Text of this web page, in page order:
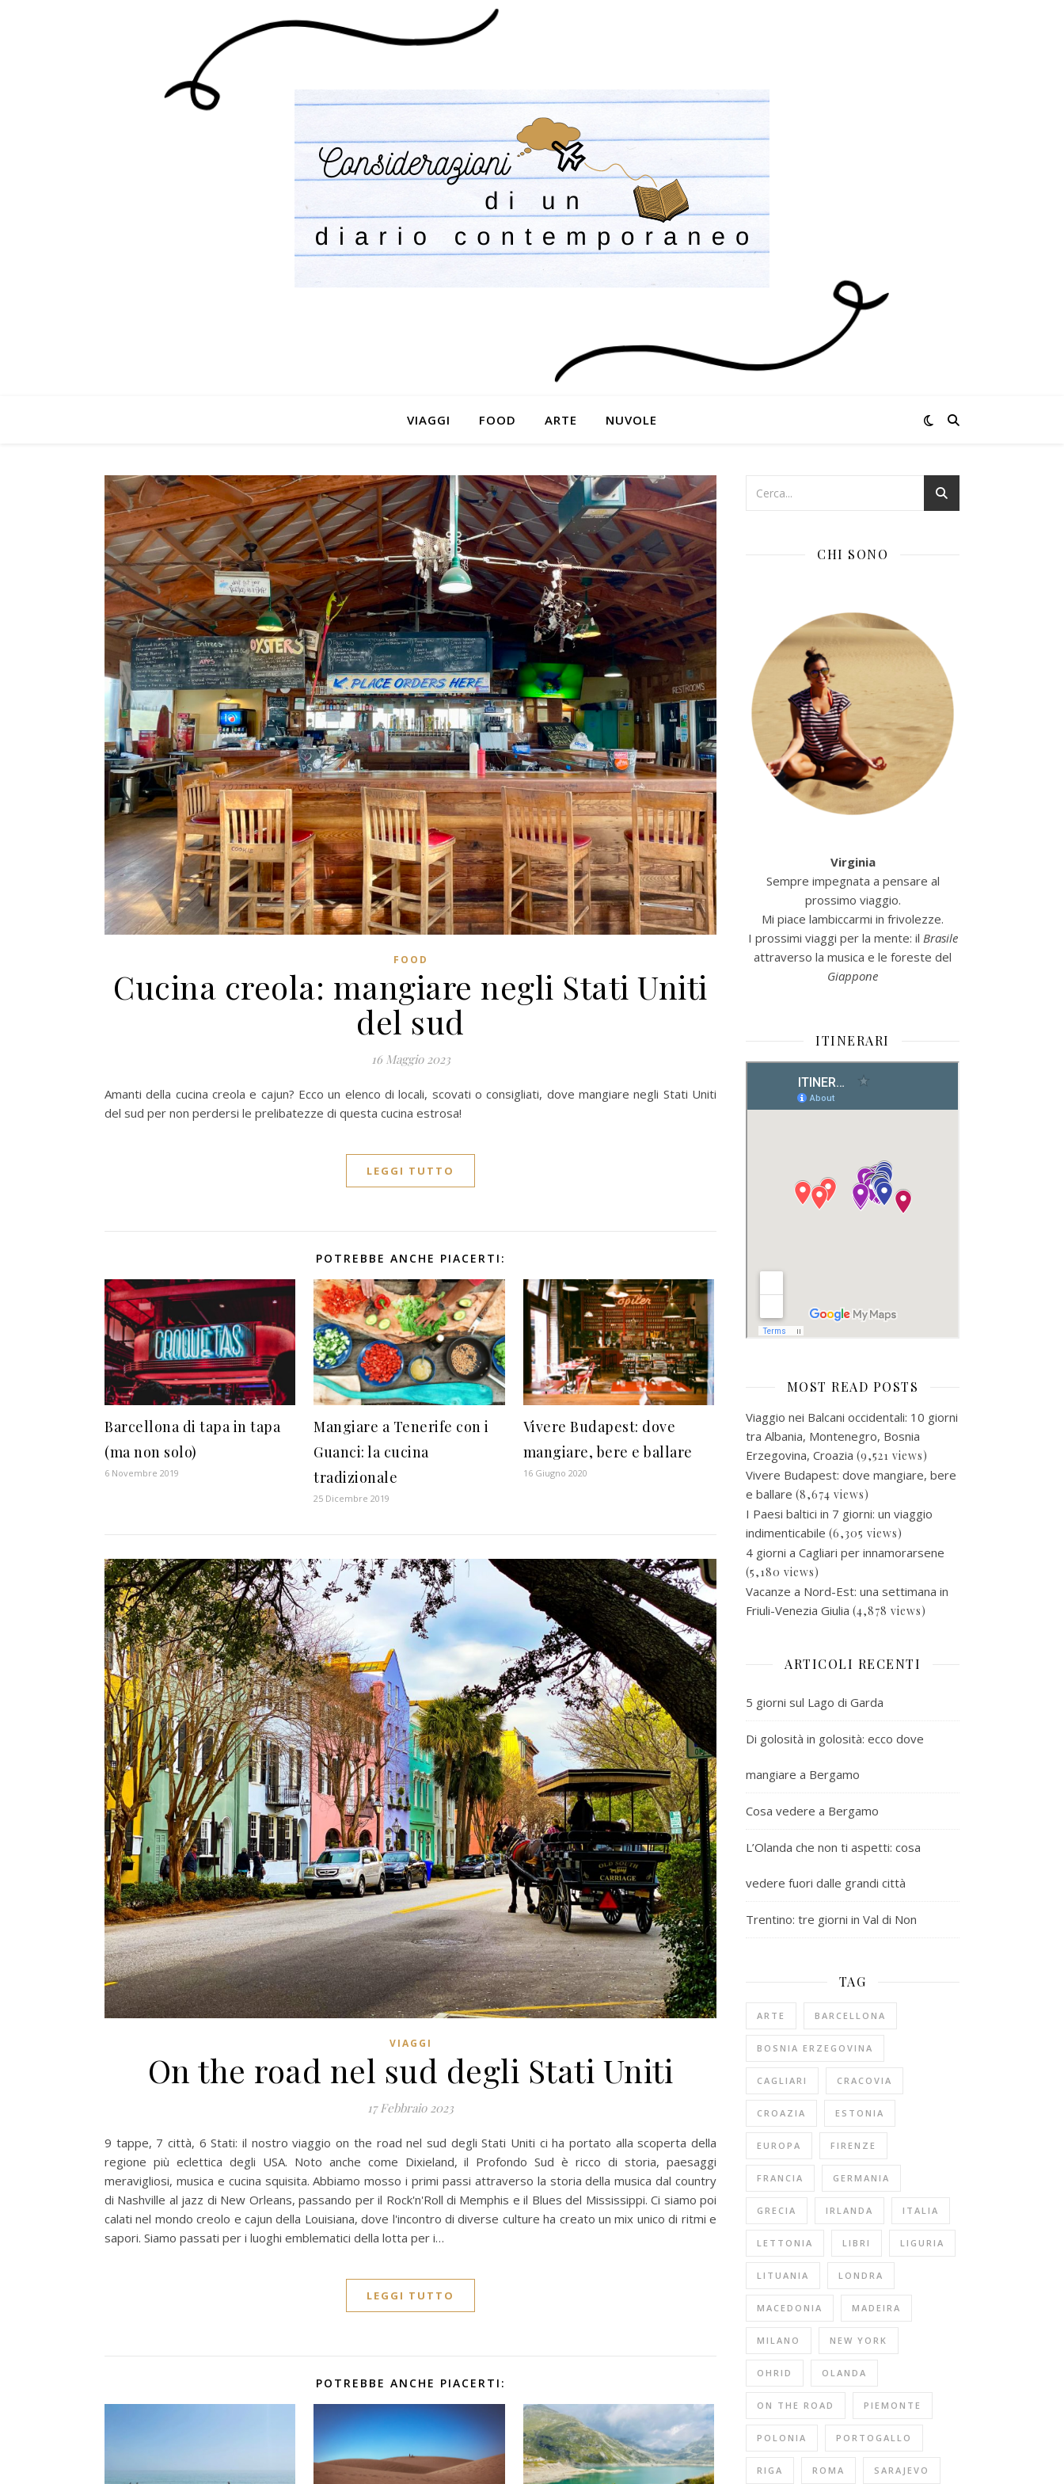
VIAGGI FOOD ARTE NUVOLE
FOOD
Cucina creola: mangiare negli Stati Uniti
del sud
16 Maggio 2023
Amanti della cucina creola e cajun? Ecco un elenco di locali, scovati o consigliati, dove mangiare negli Stati Uniti
del sud per non perdersi le prelibatezze di questa cucina estrosa!
LEGGI TUTTO
POTREBBE ANCHE PIACERTI:
Barcellona di tapa in tapa
(ma non solo)
6 Novembre 2019
Mangiare a Tenerife con i
Guanci: la cucina
tradizionale
25 Dicembre 2019
Vivere Budapest: dove
mangiare, bere e ballare
16 Giugno 2020
VIAGGI
On the road nel sud degli Stati Uniti
17 Febbraio 2023
9 tappe, 7 città, 6 Stati: il nostro viaggio on the road nel sud degli Stati Uniti ci ha portato alla scoperta della
regione più eclettica degli USA. Noto anche come Dixieland, il Profondo Sud è ricco di storia, paesaggi
meravigliosi, musica e cucina squisita. Abbiamo mosso i primi passi attraverso la storia della musica dal country
di Nashville al jazz di New Orleans, passando per il Rock'n'Roll di Memphis e il Blues del Mississippi. Ci siamo poi
calati nel mondo creolo e cajun della Louisiana, dove l'incontro di diverse culture ha creato un mix unico di ritmi e
sapori. Siamo passati per i luoghi emblematici della lotta per i…
LEGGI TUTTO
POTREBBE ANCHE PIACERTI:
CHI SONO
Virginia
Sempre impegnata a pensare al
prossimo viaggio.
Mi piace lambiccarmi in frivolezze.
I prossimi viaggi per la mente: il Brasile
attraverso la musica e le foreste del
Giappone
ITINERARI
MOST READ POSTS
Viaggio nei Balcani occidentali: 10 giorni
tra Albania, Montenegro, Bosnia
Erzegovina, Croazia (9,521 views)
Vivere Budapest: dove mangiare, bere
e ballare (8,674 views)
I Paesi baltici in 7 giorni: un viaggio
indimenticabile (6,305 views)
4 giorni a Cagliari per innamorarsene
(5,180 views)
Vacanze a Nord-Est: una settimana in
Friuli-Venezia Giulia (4,878 views)
ARTICOLI RECENTI
5 giorni sul Lago di Garda
Di golosità in golosità: ecco dove
mangiare a Bergamo
Cosa vedere a Bergamo
L’Olanda che non ti aspetti: cosa
vedere fuori dalle grandi città
Trentino: tre giorni in Val di Non
TAG
ARTE BARCELLONA
BOSNIA ERZEGOVINA
CAGLIARI CRACOVIA
CROAZIA ESTONIA
EUROPA FIRENZE
FRANCIA GERMANIA
GRECIA IRLANDA ITALIA
LETTONIA LIBRI LIGURIA
LITUANIA LONDRA
MACEDONIA MADEIRA
MILANO NEW YORK
OHRID OLANDA
ON THE ROAD PIEMONTE
POLONIA PORTOGALLO
RIGA ROMA SARAJEVO